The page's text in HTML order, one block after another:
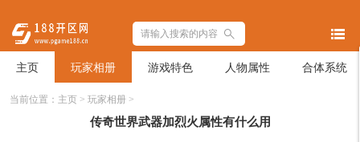
主页 玩家相册 游戏特色 人物属性 合体系统
当前位置： 主页 > 玩家相册 >
传奇世界武器加烈火属性有什么用